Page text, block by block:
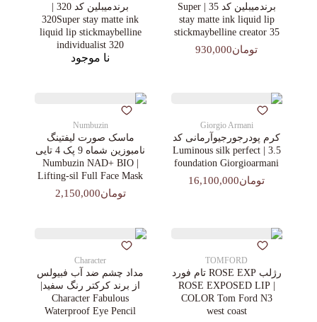
برندمیبلین کد 35 | Super
stay matte ink liquid lip
stickmaybelline creator 35
تومان930,000
برندمیبلین کد 320 |
320Super stay matte ink
liquid lip stickmaybelline
individualist 320
نا موجود
Giorgio Armani
کرم پودرجورجیوآرمانی کد
3.5 | Luminous silk perfect
foundation Giorgioarmani
تومان16,100,000
Numbuzin
ماسک صورت لیفتینگ
نامبوزین شماه 9 پک 4 تایی
| Numbuzin NAD+ BIO
Lifting-sil Full Face Mask
تومان2,150,000
TOMFORD
رژلب ROSE EXP تام فورد
| ROSE EXPOSED LIP
COLOR Tom Ford N3
west coast
Character
مداد چشم ضد آب فبیولس
از برند کرکتر رنگ سفید|
Character Fabulous
Waterproof Eye Pencil